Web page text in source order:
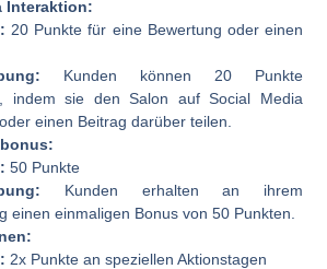
Interaktion:
20 Punkte für eine Bewertung oder einen
Kunden können 20 Punkte
indem sie den Salon auf Social Media
einen Beitrag darüber teilen.
50 Punkte
Kunden erhalten an ihrem
einen einmaligen Bonus von 50 Punkten.
2x Punkte an speziellen Aktionstagen